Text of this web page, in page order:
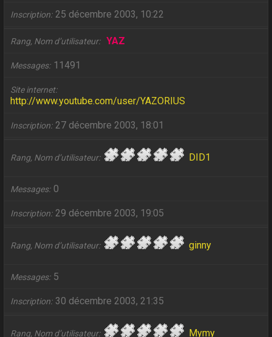
Inscription 25 décembre 2003, 10:22
Rang, Nom d’utilisateur YAZ
Messages 11491
Site internet
http://www.youtube.com/user/YAZORIUS
Inscription 27 décembre 2003, 18:01
Rang, Nom d’utilisateur DID1
Messages 0
Inscription 29 décembre 2003, 19:05
Rang, Nom d’utilisateur ginny
Messages 5
Inscription 30 décembre 2003, 21:35
Rang, Nom d’utilisateur Mymy